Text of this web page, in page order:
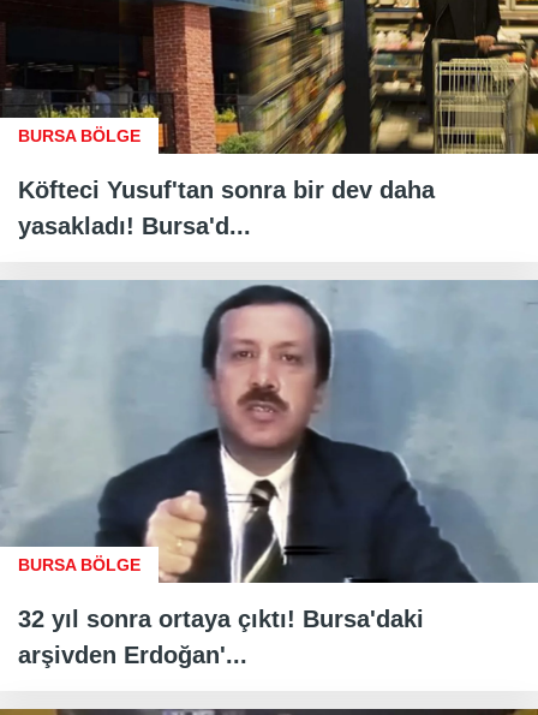
BURSA BÖLGE
Köfteci Yusuf'tan sonra bir dev daha
yasakladı! Bursa'd...
BURSA BÖLGE
32 yıl sonra ortaya çıktı! Bursa'daki
arşivden Erdoğan'...